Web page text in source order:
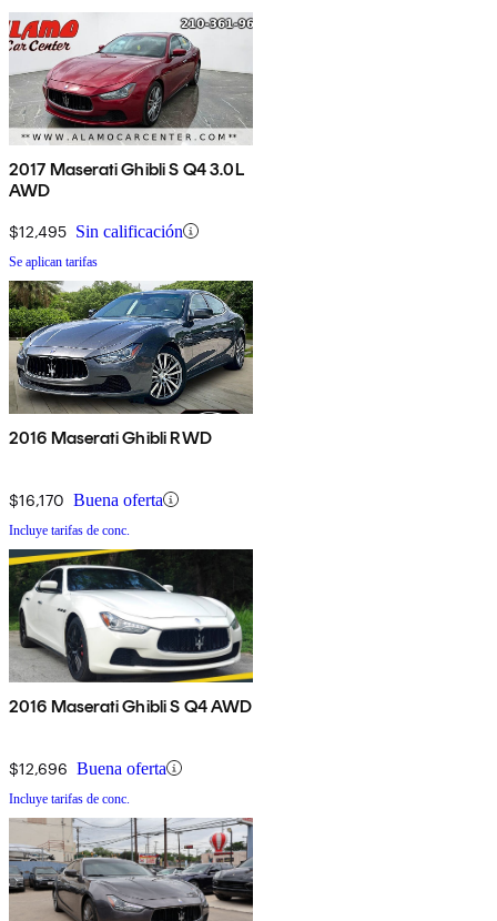
2017 Maserati Ghibli S Q4 3.0L
AWD
$12,495 Sin calificación
Se aplican tarifas
2016 Maserati Ghibli RWD
$16,170 Buena oferta
Incluye tarifas de conc.
2016 Maserati Ghibli S Q4 AWD
$12,696 Buena oferta
Incluye tarifas de conc.